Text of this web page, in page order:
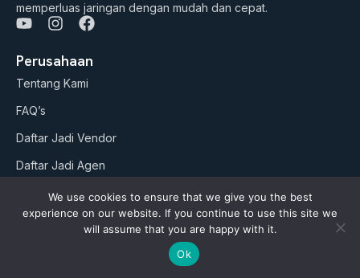
memperluas jaringan dengan mudah dan cepat.
Y
u
t
u
b
e
I
s
t
a
a
F
c
e
b
k
Perusahaan
Tentang Kami
FAQ’s
Daftar Jadi Vendor
Daftar Jadi Agen
Artikel
Business Suites
We use cookies to ensure that we give you the best
experience on our website. If you continue to use this site we
will assume that you are happy with it.
Ok